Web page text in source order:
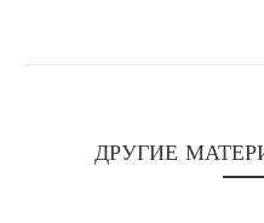
ДРУГИЕ